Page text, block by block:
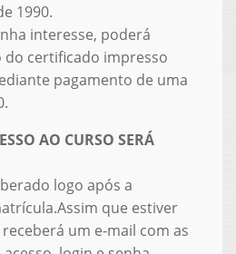
1990.
interesse, poderá
do certificado impresso
pagamento de uma
AO CURSO SERÁ
logo após a
que estiver
um e-mail com as